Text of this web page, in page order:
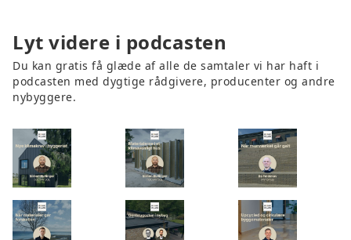
Lyt videre i podcasten
Du kan gratis få glæde af alle de samtaler vi har haft i
podcasten med dygtige rådgivere, producenter og andre
nybyggere.